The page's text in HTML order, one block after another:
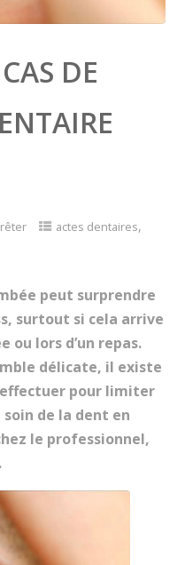
DE
actes dentaires,
peut surprendre
surtout si cela arrive
ou lors d’un repas.
délicate, il existe
pour limiter
de la dent en
le professionnel,